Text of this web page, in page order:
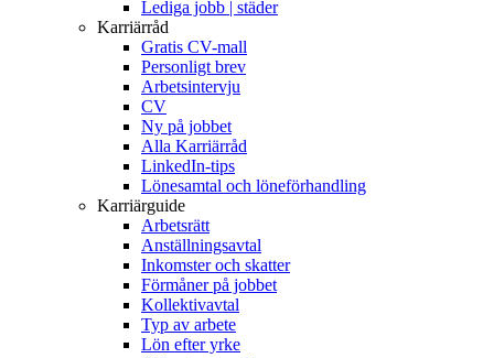
Lediga jobb | städer
Karriärråd
Gratis CV-mall
Personligt brev
Arbetsintervju
CV
Ny på jobbet
Alla Karriärråd
LinkedIn-tips
Lönesamtal och löneförhandling
Karriärguide
Arbetsrätt
Anställningsavtal
Inkomster och skatter
Förmåner på jobbet
Kollektivavtal
Typ av arbete
Lön efter yrke